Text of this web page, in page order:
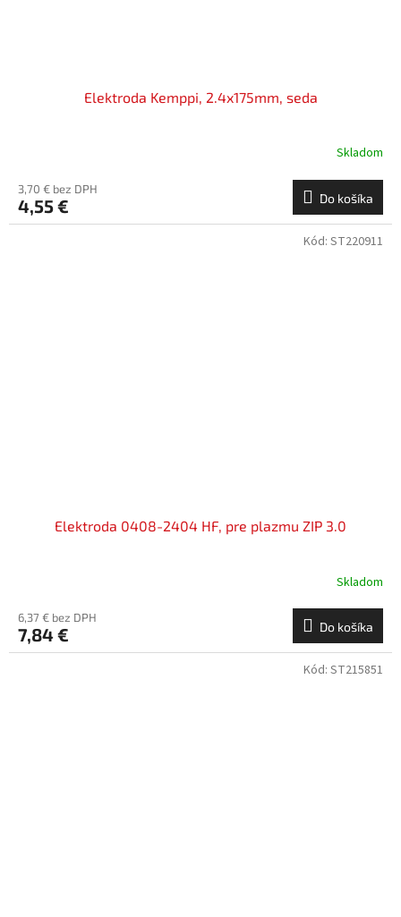
Elektroda Kemppi, 2.4x175mm, seda
Skladom
3,70 € bez DPH
4,55 € Do košíka
Elektroda 0408-2404 HF, pre plazmu ZIP 3.0
Skladom
6,37 € bez DPH
7,84 € Do košíka
Kód: ST220911
Kód: ST215851